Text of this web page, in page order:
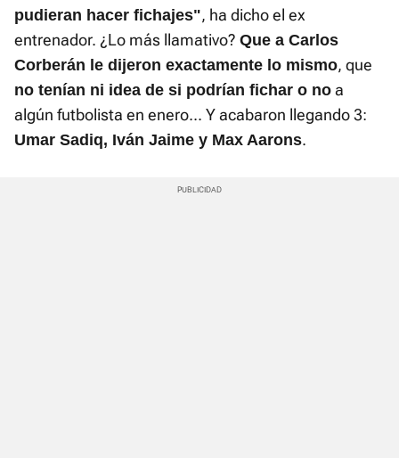
pudieran hacer fichajes", ha dicho el ex
entrenador. ¿Lo más llamativo? Que a Carlos
Corberán le dijeron exactamente lo mismo, que
no tenían ni idea de si podrían fichar o no a
algún futbolista en enero... Y acabaron llegando 3:
Umar Sadiq, Iván Jaime y Max Aarons.